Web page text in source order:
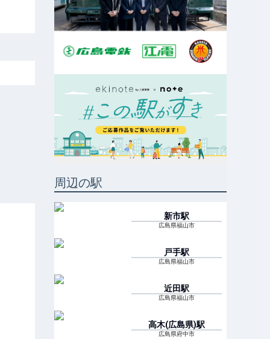
周辺の駅
新市駅
広島県福山市
戸手駅
広島県福山市
近田駅
広島県福山市
高木(広島県)駅
広島県府中市